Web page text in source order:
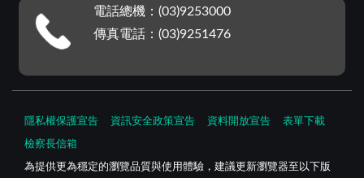
電話總機：(03)9253000
傳真電話：(03)9251476
隱私權保護宣告 資訊安全政策宣告 資料開放宣告 表單下載
檢察長信箱
為提供更為穩定的瀏覽品質與使用體驗，建議更新瀏覽器至以下版